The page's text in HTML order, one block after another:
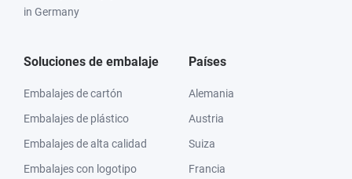
in Germany
Soluciones de embalaje
Embalajes de cartón
Embalajes de plástico
Embalajes de alta calidad
Embalajes con logotipo
Países
Alemania
Austria
Suiza
Francia